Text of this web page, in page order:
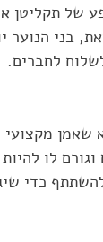
של תקליטן
בני הנוער
לחברים.
שאמן
לו
כדי